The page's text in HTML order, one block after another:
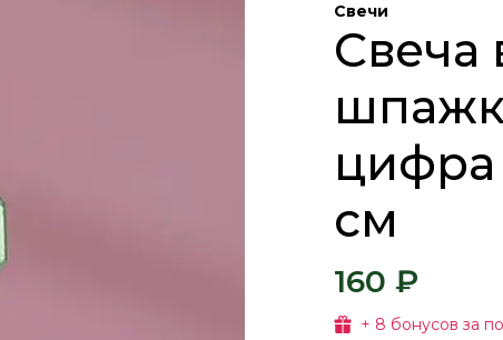
Свечи
Свеча
цифра
см
160 ₽
+ 8 бонусов за